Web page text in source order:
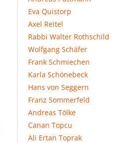
Eva Quistorp
Axel Reitel
Rabbi Walter Rothschild
Wolfgang Schäfer
Frank Schmiechen
Karla Schönebeck
Hans von Seggern
Franz Sommerfeld
Andreas Tölke
Canan Topcu
Ali Ertan Toprak